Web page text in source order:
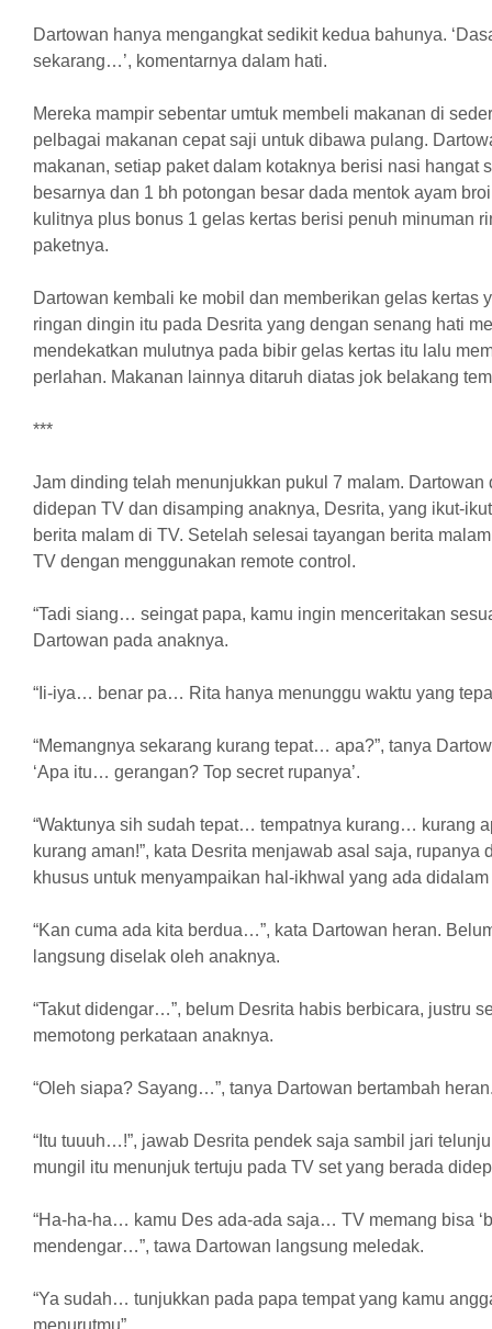
Dartowan hanya mengangkat sedikit kedua bahunya.
sekarang…’, komentarnya dalam hati.
Mereka mampir sebentar umtuk membeli makanan di
pelbagai makanan cepat saji untuk dibawa pulang.
makanan, setiap paket dalam kotaknya berisi nasi hangat
besarnya dan 1 bh potongan besar dada mentok ayam
kulitnya plus bonus 1 gelas kertas berisi penuh minuman
paketnya.
Dartowan kembali ke mobil dan memberikan gelas kertas
ringan dingin itu pada Desrita yang dengan senang hati
mendekatkan mulutnya pada bibir gelas kertas itu lalu
perlahan. Makanan lainnya ditaruh diatas jok belakang
***
Jam dinding telah menunjukkan pukul 7 malam. Dartowan
didepan TV dan disamping anaknya, Desrita, yang ikut-
berita malam di TV. Setelah selesai tayangan berita
TV dengan menggunakan remote control.
“Tadi siang… seingat papa, kamu ingin menceritakan
Dartowan pada anaknya.
“Ii-iya… benar pa… Rita hanya menunggu waktu yang
“Memangnya sekarang kurang tepat… apa?”, tanya
‘Apa itu… gerangan? Top secret rupanya’.
“Waktunya sih sudah tepat… tempatnya kurang…
kurang aman!”, kata Desrita menjawab asal saja, rupanya
khusus untuk menyampaikan hal-ikhwal yang ada
“Kan cuma ada kita berdua…”, kata Dartowan heran.
langsung diselak oleh anaknya.
“Takut didengar…”, belum Desrita habis berbicara, justru
memotong perkataan anaknya.
“Oleh siapa? Sayang…”, tanya Dartowan bertambah
“Itu tuuuh…!”, jawab Desrita pendek saja sambil jari
mungil itu menunjuk tertuju pada TV set yang berada
“Ha-ha-ha… kamu Des ada-ada saja… TV memang bisa
mendengar…”, tawa Dartowan langsung meledak.
“Ya sudah… tunjukkan pada papa tempat yang kamu
menurutmu”.